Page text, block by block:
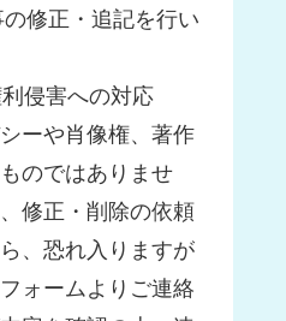
修正・追記を行い
侵害への対応
ーや肖像権、著作
のではありませ
修正・削除の依頼
、恐れ入りますが
ォームよりご連絡